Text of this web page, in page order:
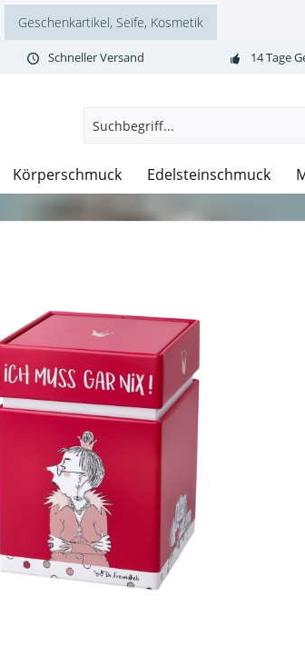
Geschenkartikel, Seife, Kosmetik
Schneller Versand 14 Tage
Körperschmuck Edelsteinschmuck